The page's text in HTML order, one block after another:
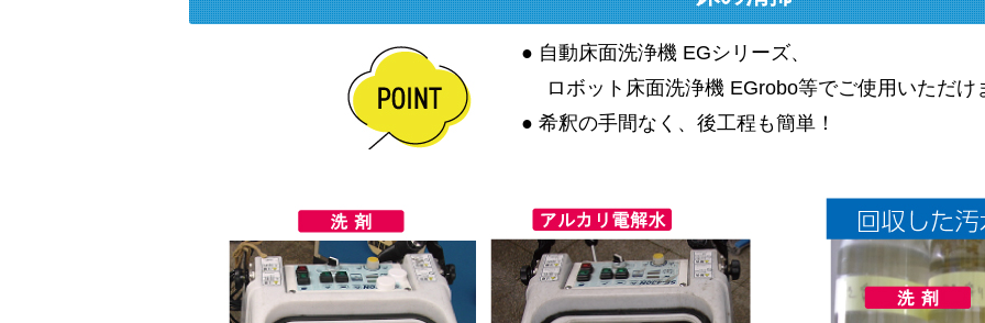
● 自動床面洗浄機 EGシリーズ、
ロボット床面洗浄機 EGrobo等でご使用いただけ
● 希釈の手間なく、後工程も簡単！